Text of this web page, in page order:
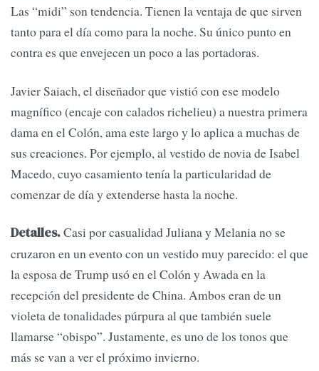
Las “midi” son tendencia. Tienen la ventaja de que sirven
tanto para el día como para la noche. Su único punto en
contra es que envejecen un poco a las portadoras.
Javier Saiach, el diseñador que vistió con ese modelo
magnífico (encaje con calados richelieu) a nuestra primera
dama en el Colón, ama este largo y lo aplica a muchas de
sus creaciones. Por ejemplo, al vestido de novia de Isabel
Macedo, cuyo casamiento tenía la particularidad de
comenzar de día y extenderse hasta la noche.
Detalles.Casi por casualidad Juliana y Melania no se
cruzaron en un evento con un vestido muy parecido: el que
la esposa de Trump usó en el Colón y Awada en la
recepción del presidente de China. Ambos eran de un
violeta de tonalidades púrpura al que también suele
llamarse “obispo”. Justamente, es uno de los tonos que
más se van a ver el próximo invierno.